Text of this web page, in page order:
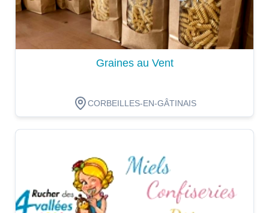
Graines au Vent
CORBEILLES-EN-GÂTINAIS